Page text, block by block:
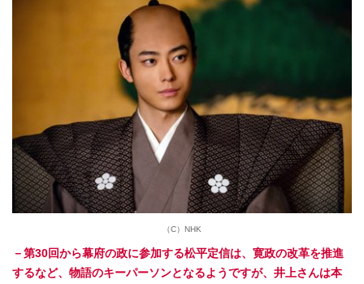
（C）NHK
－第30回から幕府の政に参加する松平定信は、寛政の改革を推進
するなど、物語のキーパーソンとなるようですが、井上さんは本